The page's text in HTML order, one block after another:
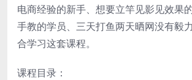
电商经验的新手、想要立竿见影见效果
手教的学员、三天打鱼两天晒网没有毅
合学习这套课程。
课程目录：